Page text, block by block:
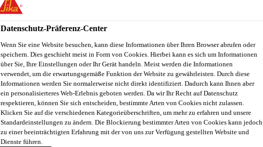
Datenschutz-Präferenz-Center
Wenn Sie eine Website besuchen, kann diese Informationen über Ihren Browser abrufen oder
speichern. Dies geschieht meist in Form von Cookies. Hierbei kann es sich um Informationen
über Sie, Ihre Einstellungen oder Ihr Gerät handeln. Meist werden die Informationen
verwendet, um die erwartungsgemäße Funktion der Website zu gewährleisten. Durch diese
Informationen werden Sie normalerweise nicht direkt identifiziert. Dadurch kann Ihnen aber
ein personalisierteres Web-Erlebnis geboten werden. Da wir Ihr Recht auf Datenschutz
respektieren, können Sie sich entscheiden, bestimmte Arten von Cookies nicht zulassen.
Klicken Sie auf die verschiedenen Kategorieüberschriften, um mehr zu erfahren und unsere
Standardeinstellungen zu ändern. Die Blockierung bestimmter Arten von Cookies kann jedoch
zu einer beeinträchtigten Erfahrung mit der von uns zur Verfügung gestellten Website und
Dienste führen.